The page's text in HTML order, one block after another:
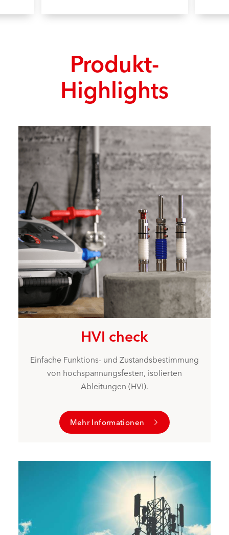
Produkt-
Highlights
HVI check
Einfache Funktions- und Zustandsbestimmung
von hochspannungsfesten, isolierten
Ableitungen (HVI).
Mehr Informationen